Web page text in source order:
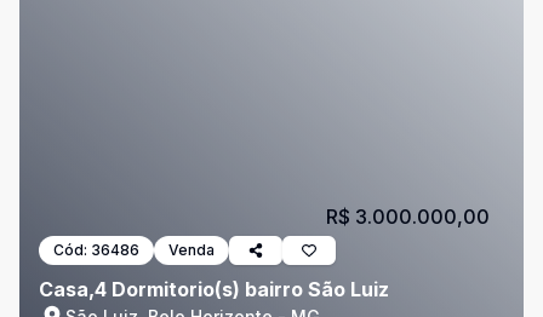
Cód: 36486 Venda
Casa,4 Dormitorio(s) bairro São Luiz
R$ 3.000.000,00